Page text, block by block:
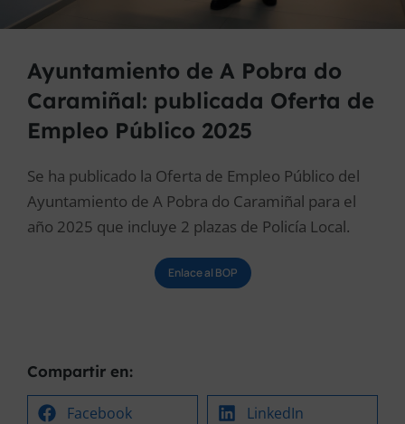
Ayuntamiento de A Pobra do
Caramiñal: publicada Oferta de
Empleo Público 2025
Se ha publicado la Oferta de Empleo Público del
Ayuntamiento de A Pobra do Caramiñal para el
año 2025 que incluye 2 plazas de Policía Local.
Enlace al BOP
Compartir en:
Facebook LinkedIn